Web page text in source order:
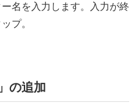
名を入力します。入力が終
プ。
の追加